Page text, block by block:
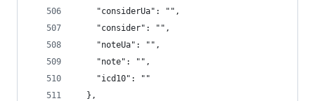
    "considerUa": "",
    "consider": "",
    "noteUa": "",
    "note": "",
    "icd10": ""
  },